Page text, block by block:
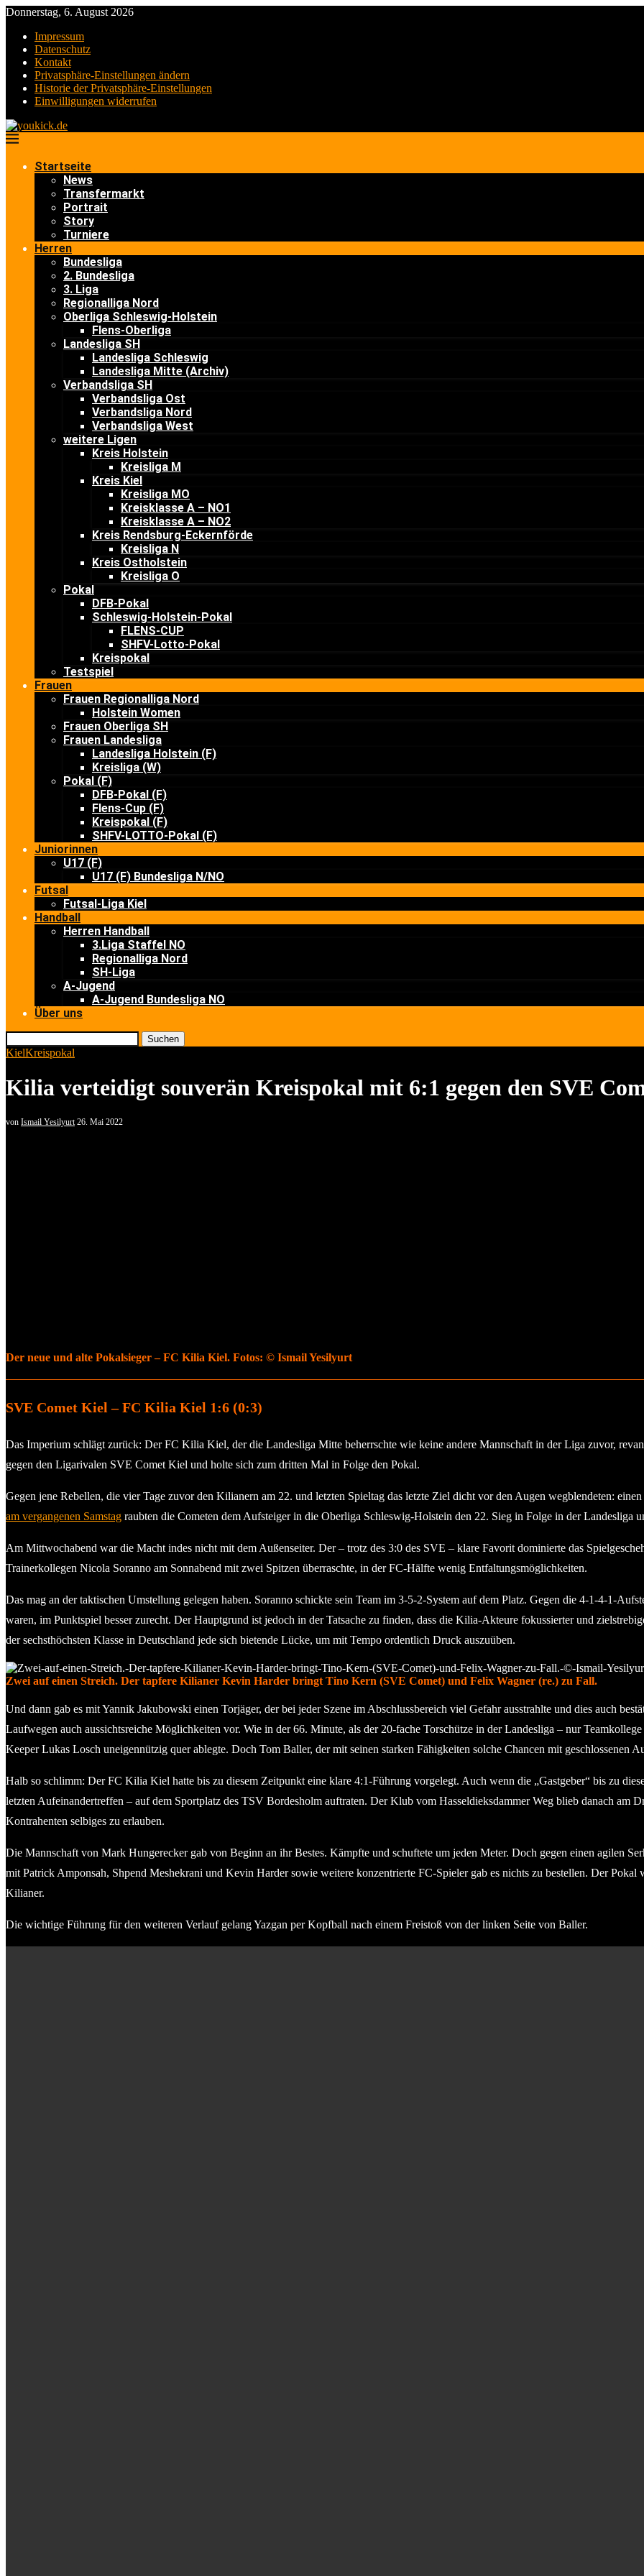
Donnerstag, 6. August 2026
Impressum
Datenschutz
Kontakt
Privatsphäre-Einstellungen ändern
Historie der Privatsphäre-Einstellungen
Einwilligungen widerrufen
Startseite
News
Transfermarkt
Portrait
Story
Turniere
Herren
Bundesliga
2. Bundesliga
3. Liga
Regionalliga Nord
Oberliga Schleswig-Holstein
Flens-Oberliga
Landesliga SH
Landesliga Schleswig
Landesliga Mitte (Archiv)
Verbandsliga SH
Verbandsliga Ost
Verbandsliga Nord
Verbandsliga West
weitere Ligen
Kreis Holstein
Kreisliga M
Kreis Kiel
Kreisliga MO
Kreisklasse A – NO1
Kreisklasse A – NO2
Kreis Rendsburg-Eckernförde
Kreisliga N
Kreis Ostholstein
Kreisliga O
Pokal
DFB-Pokal
Schleswig-Holstein-Pokal
FLENS-CUP
SHFV-Lotto-Pokal
Kreispokal
Testspiel
Frauen
Frauen Regionalliga Nord
Holstein Women
Frauen Oberliga SH
Frauen Landesliga
Landesliga Holstein (F)
Kreisliga (W)
Pokal (F)
DFB-Pokal (F)
Flens-Cup (F)
Kreispokal (F)
SHFV-LOTTO-Pokal (F)
Juniorinnen
U17 (F)
U17 (F) Bundesliga N/NO
Futsal
Futsal-Liga Kiel
Handball
Herren Handball
3.Liga Staffel NO
Regionalliga Nord
SH-Liga
A-Jugend
A-Jugend Bundesliga NO
Über uns
Suchen
KielKreispokal
Kilia verteidigt souverän Kreispokal mit 6:1 gegen den SVE
von Ismail Yesilyurt 26. Mai 2022
Der neue und alte Pokalsieger – FC Kilia Kiel. Fotos: © Ismail Yesilyurt
SVE Comet Kiel – FC Kilia Kiel 1:6 (0:3)
Das Imperium schlägt zurück: Der FC Kilia Kiel, der die Landesliga Mitte beherrschte wie keine andere Mannschaft in der Liga zuvor,
gegen den Ligarivalen SVE Comet Kiel und holte sich zum dritten Mal in Folge den Pokal.
Gegen jene Rebellen, die vier Tage zuvor den Kilianern am 22. und letzten Spieltag das letzte Ziel dicht vor den Augen wegblendeten:
am vergangenen Samstag raubten die Cometen dem Aufsteiger in die Oberliga Schleswig-Holstein den 22. Sieg in Folge in der Landesliga
Am Mittwochabend war die Macht indes nicht mit dem Außenseiter. Der – trotz des 3:0 des SVE – klare Favorit dominierte das
Trainerkollegen Nicola Soranno am Sonnabend mit zwei Spitzen überraschte, in der FC-Hälfte wenig Entfaltungsmöglichkeiten.
Das mag an der taktischen Umstellung gelegen haben. Soranno schickte sein Team im 3-5-2-System auf dem Platz. Gegen die 4-1-4-1-
waren, im Punktspiel besser zurecht. Der Hauptgrund ist jedoch in der Tatsache zu finden, dass die Kilia-Akteure fokussierter und
der sechsthöchsten Klasse in Deutschland jede sich bietende Lücke, um mit Tempo ordentlich Druck auszuüben.
Zwei auf einen Streich. Der tapfere Kilianer Kevin Harder bringt Tino Kern (SVE Comet) und Felix Wagner (re.) zu Fall.
Und dann gab es mit Yannik Jakubowski einen Torjäger, der bei jeder Szene im Abschlussbereich viel Gefahr ausstrahlte und dies auch
Laufwegen auch aussichtsreiche Möglichkeiten vor. Wie in der 66. Minute, als der 20-fache Torschütze in der Landesliga – nur
Keeper Lukas Losch uneigennützig quer ablegte. Doch Tom Baller, der mit seinen starken Fähigkeiten solche Chancen mit geschlossenen
Halb so schlimm: Der FC Kilia Kiel hatte bis zu diesem Zeitpunkt eine klare 4:1-Führung vorgelegt. Auch wenn die „Gastgeber“ bis zu
letzten Aufeinandertreffen – auf dem Sportplatz des TSV Bordesholm auftraten. Der Klub vom Hasseldieksdammer Weg blieb danach am
Kontrahenten selbiges zu erlauben.
Die Mannschaft von Mark Hungerecker gab von Beginn an ihr Bestes. Kämpfte und schuftete um jeden Meter. Doch gegen einen agilen
mit Patrick Amponsah, Shpend Meshekrani und Kevin Harder sowie weitere konzentrierte FC-Spieler gab es nichts zu bestellen. Der Pokal
Kilianer.
Die wichtige Führung für den weiteren Verlauf gelang Yazgan per Kopfball nach einem Freistoß von der linken Seite von Baller.